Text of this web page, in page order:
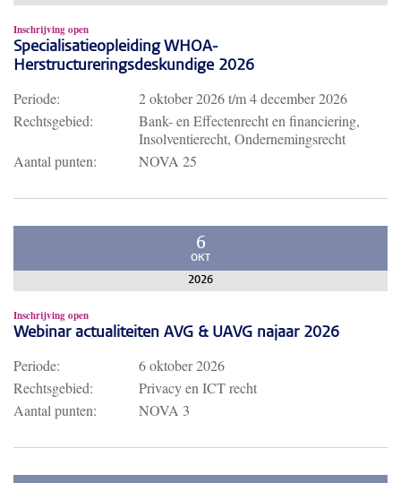
Inschrijving open
Specialisatieopleiding WHOA-
Herstructureringsdeskundige 2026
Periode: 2 oktober 2026t/m4 december 2026
Rechtsgebied:
Bank- en Effectenrecht en financiering,
Insolventierecht, Ondernemingsrecht
Aantal punten:
NOVA 25
6
OKT
2026
Inschrijving open
Webinar actualiteiten AVG & UAVG najaar 2026
Periode:
6 oktober 2026
Rechtsgebied:
Privacy en ICT recht
Aantal punten:
NOVA 3